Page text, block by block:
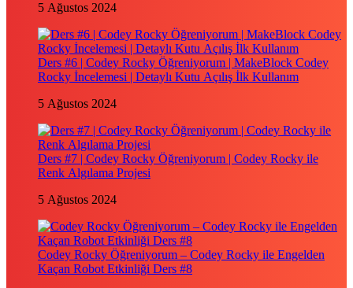
5 Ağustos 2024
Ders #6 | Codey Rocky Öğreniyorum | MakeBlock Codey
Rocky İncelemesi | Detaylı Kutu Açılış İlk Kullanım
5 Ağustos 2024
Ders #7 | Codey Rocky Öğreniyorum | Codey Rocky ile
Renk Algılama Projesi
5 Ağustos 2024
Codey Rocky Öğreniyorum – Codey Rocky ile Engelden
Kaçan Robot Etkinliği Ders #8